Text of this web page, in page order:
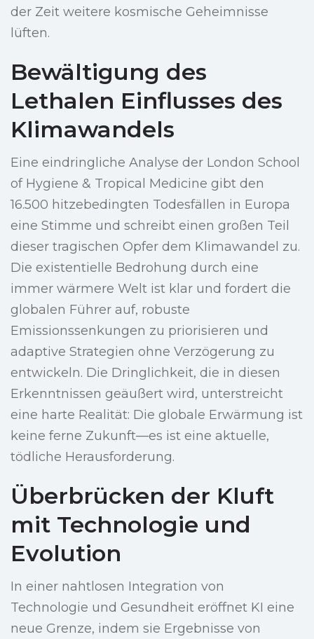
der Zeit weitere kosmische Geheimnisse
lüften.
Bewältigung des
Lethalen Einflusses des
Klimawandels
Eine eindringliche Analyse der London School
of Hygiene & Tropical Medicine gibt den
16.500 hitzebedingten Todesfällen in Europa
eine Stimme und schreibt einen großen Teil
dieser tragischen Opfer dem Klimawandel zu.
Die existentielle Bedrohung durch eine
immer wärmere Welt ist klar und fordert die
globalen Führer auf, robuste
Emissionssenkungen zu priorisieren und
adaptive Strategien ohne Verzögerung zu
entwickeln. Die Dringlichkeit, die in diesen
Erkenntnissen geäußert wird, unterstreicht
eine harte Realität: Die globale Erwärmung ist
keine ferne Zukunft—es ist eine aktuelle,
tödliche Herausforderung.
Überbrücken der Kluft
mit Technologie und
Evolution
In einer nahtlosen Integration von
Technologie und Gesundheit eröffnet KI eine
neue Grenze, indem sie Ergebnisse von